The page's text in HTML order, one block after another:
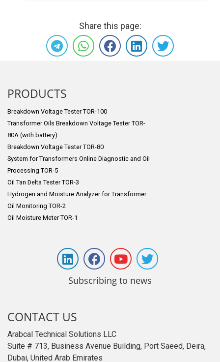
Share this page:
PRODUCTS
Breakdown Voltage Tester TOR-100
Transformer Oils Breakdown Voltage Tester TOR-
80A (with battery)
Breakdown Voltage Tester TOR-80
System for Transformers Online Diagnostic and Oil
Processing TOR-5
Oil Tan Delta Tester TOR-3
Hydrogen and Moisture Analyzer for Transformer
Oil Monitoring TOR-2
Oil Moisture Meter TOR-1
Subscribing to news
CONTACT US
Arabcal Technical Solutions LLC
Suite # 713, Business Avenue Building, Port Saeed, Deira,
Dubai, United Arab Emirates